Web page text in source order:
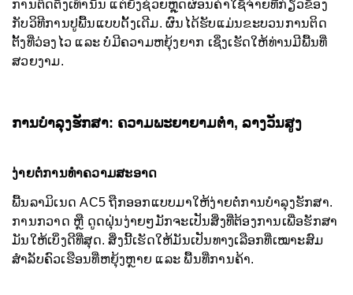
ການຕິດຕັ້ງເທົ່ານັ້ນ ແຕ່ຍັງຊ່ວຍຫຼຸດຜ່ອນຄ່າໃຊ້ຈ່າຍທີ່ກ່ຽວຂ້ອງ
ກັບວິທີການປູພື້ນແບບດັ້ງເດີມ. ຜົນໄດ້ຮັບແມ່ນຂະບວນການຕິດ
ຕັ້ງທີ່ວ່ອງໄວ ແລະ ບໍ່ມີຄວາມຫຍຸ້ງຍາກ ເຊິ່ງເຮັດໃຫ້ທ່ານມີພື້ນທີ່
ສວຍງາມ.
ການບຳລຸງຮັກສາ: ຄວາມພະຍາຍາມຕ່ຳ, ລາງວັນສູງ
ງ່າຍຕໍ່ການທຳຄວາມສະອາດ
ພື້ນລາມິເນດ AC5 ຖືກອອກແບບມາໃຫ້ງ່າຍຕໍ່ການບຳລຸງຮັກສາ.
ການກວາດ ຫຼື ດູດຝຸ່ນງ່າຍໆມັກຈະເປັນສິ່ງທີ່ຕ້ອງການເພື່ອຮັກສາ
ມັນໃຫ້ເບິ່ງດີທີ່ສຸດ. ສິ່ງນີ້ເຮັດໃຫ້ມັນເປັນທາງເລືອກທີ່ເໝາະສົມ
ສຳລັບຄົວເຮືອນທີ່ຫຍຸ້ງຫຼາຍ ແລະ ພື້ນທີ່ການຄ້າ.